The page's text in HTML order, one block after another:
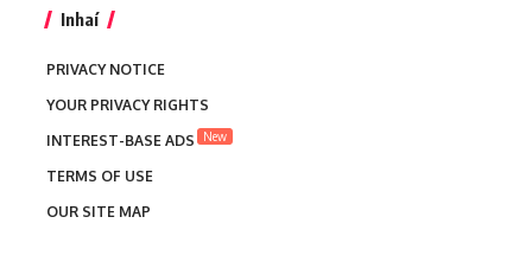
Inhaí
PRIVACY NOTICE
YOUR PRIVACY RIGHTS
INTEREST-BASE ADS
New
TERMS OF USE
OUR SITE MAP